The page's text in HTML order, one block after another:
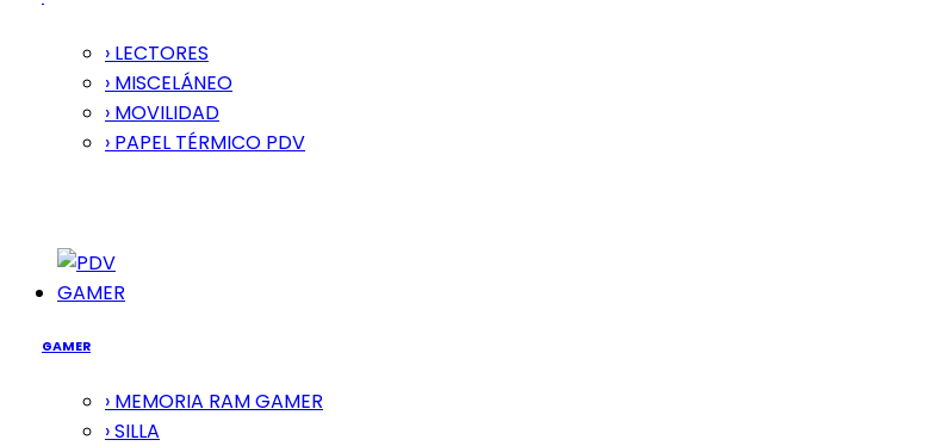
› LECTORES
› MISCELÁNEO
› MOVILIDAD
› PAPEL TÉRMICO PDV
GAMER
GAMER
› MEMORIA RAM GAMER
› SILLA